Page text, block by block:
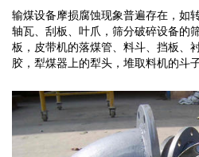
输煤设备摩损腐蚀现象普遍存在，如
轴瓦、刮板、叶爪，筛分破碎设备的
板，皮带机的落煤管、料斗、挡板、
胶，犁煤器上的犁头，堆取料机的斗